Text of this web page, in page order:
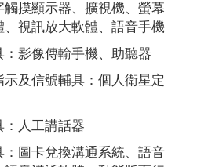
觸摸顯示器、擴視機、螢幕
、視訊放大軟體、語音手機
：影像傳輸手機、助聽器
示及信號輔具：個人衛星定
：人工講話器
：圖卡兌換溝通系統、語音